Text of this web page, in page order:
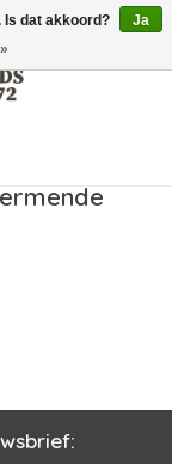
Is dat akkoord?
Ja